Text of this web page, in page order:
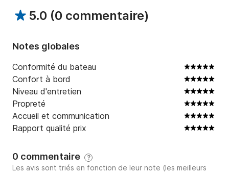
5.0 (0 commentaire)
Notes globales
Conformité du bateau
Confort à bord
Niveau d'entretien
Propreté
Accueil et communication
Rapport qualité prix
0 commentaire ?
Les avis sont triés en fonction de leur note (les meilleurs